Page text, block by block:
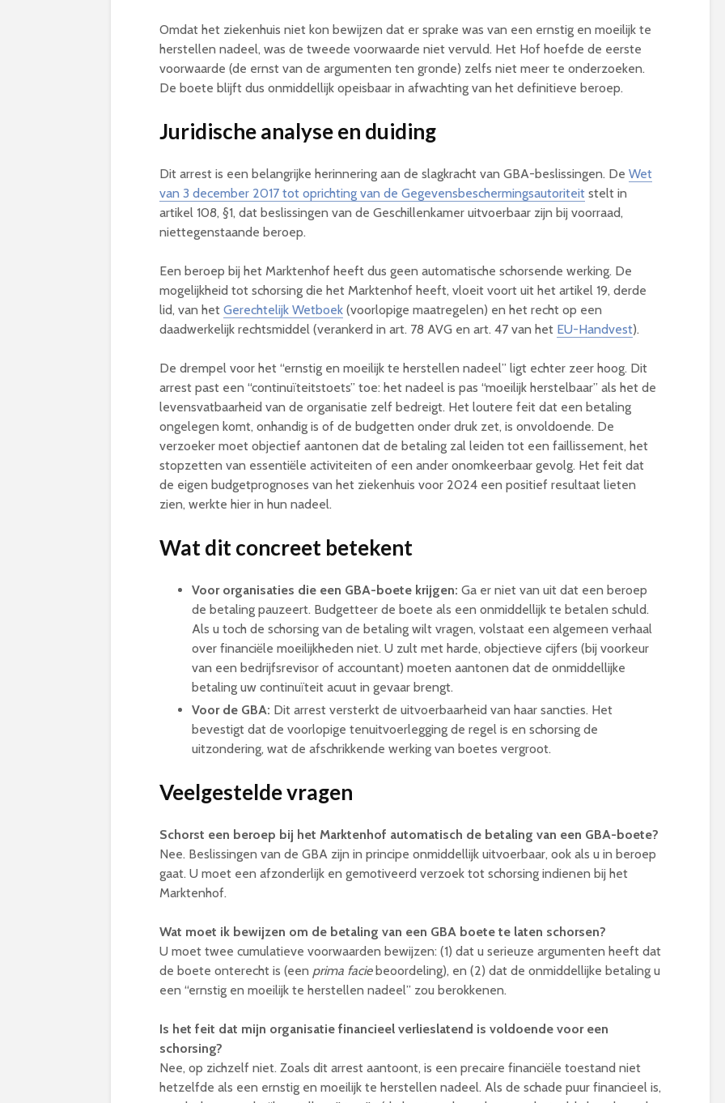
Omdat het ziekenhuis niet kon bewijzen dat er sprake was van een ernstig en moeilijk te
herstellen nadeel, was de tweede voorwaarde niet vervuld. Het Hof hoefde de eerste
voorwaarde (de ernst van de argumenten ten gronde) zelfs niet meer te onderzoeken.
De boete blijft dus onmiddellijk opeisbaar in afwachting van het definitieve beroep.
Juridische analyse en duiding
Dit arrest is een belangrijke herinnering aan de slagkracht van GBA-beslissingen. De Wet
van 3 december 2017 tot oprichting van de Gegevensbeschermingsautoriteit stelt in
artikel 108, §1, dat beslissingen van de Geschillenkamer uitvoerbaar zijn bij voorraad,
niettegenstaande beroep.
Een beroep bij het Marktenhof heeft dus geen automatische schorsende werking. De
mogelijkheid tot schorsing die het Marktenhof heeft, vloeit voort uit het artikel 19, derde
lid, van het Gerechtelijk Wetboek (voorlopige maatregelen) en het recht op een
daadwerkelijk rechtsmiddel (verankerd in art. 78 AVG en art. 47 van het EU-Handvest).
De drempel voor het “ernstig en moeilijk te herstellen nadeel” ligt echter zeer hoog. Dit
arrest past een “continuïteitstoets” toe: het nadeel is pas “moeilijk herstelbaar” als het de
levensvatbaarheid van de organisatie zelf bedreigt. Het loutere feit dat een betaling
ongelegen komt, onhandig is of de budgetten onder druk zet, is onvoldoende. De
verzoeker moet objectief aantonen dat de betaling zal leiden tot een faillissement, het
stopzetten van essentiële activiteiten of een ander onomkeerbaar gevolg. Het feit dat
de eigen budgetprognoses van het ziekenhuis voor 2024 een positief resultaat lieten
zien, werkte hier in hun nadeel.
Wat dit concreet betekent
Voor organisaties die een GBA-boete krijgen: Ga er niet van uit dat een beroep
de betaling pauzeert. Budgetteer de boete als een onmiddellijk te betalen schuld.
Als u toch de schorsing van de betaling wilt vragen, volstaat een algemeen verhaal
over financiële moeilijkheden niet. U zult met harde, objectieve cijfers (bij voorkeur
van een bedrijfsrevisor of accountant) moeten aantonen dat de onmiddellijke
betaling uw continuïteit acuut in gevaar brengt.
Voor de GBA: Dit arrest versterkt de uitvoerbaarheid van haar sancties. Het
bevestigt dat de voorlopige tenuitvoerlegging de regel is en schorsing de
uitzondering, wat de afschrikkende werking van boetes vergroot.
Veelgestelde vragen
Schorst een beroep bij het Marktenhof automatisch de betaling van een GBA-boete?
Nee. Beslissingen van de GBA zijn in principe onmiddellijk uitvoerbaar, ook als u in beroep
gaat. U moet een afzonderlijk en gemotiveerd verzoek tot schorsing indienen bij het
Marktenhof.
Wat moet ik bewijzen om de betaling van een GBA boete te laten schorsen?
U moet twee cumulatieve voorwaarden bewijzen: (1) dat u serieuze argumenten heeft dat
de boete onterecht is (een prima faciebeoordeling), en (2) dat de onmiddellijke betaling u
een “ernstig en moeilijk te herstellen nadeel” zou berokkenen.
Is het feit dat mijn organisatie financieel verlieslatend is voldoende voor een
schorsing?
Nee, op zichzelf niet. Zoals dit arrest aantoont, is een precaire financiële toestand niet
hetzelfde als een ernstig en moeilijk te herstellen nadeel. Als de schade puur financieel is,